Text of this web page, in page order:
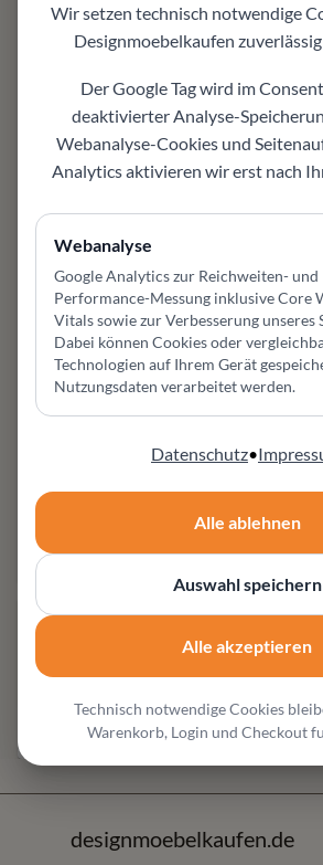
auf Wunsch mit passenden
abstimmbar
Ausstellungsstück
attraktive Gelegenheit für ein
Markenmöbel
Einsatzbereich
moderne Wohnbereiche
Design und Komfort
Design, Material und
bestimmen die Wirkung im
Gut kombinierbar
passt zu vorhandenen Möbeln
Einrichtungskonzepten
Persönliche Beratung
Konfiguration
individuelle Wohnlösungen
Produktbeschreibung
Produktausführungen
Casarte& Hersteller-
designmoebelkaufen.de
Wir setzen technisch notwendige
Designmoebelkaufen
Der Google Tag wird im
deaktivierter Analyse-
Webanalyse-Cookies und
Analytics aktivieren wir erst nach
Webanalyse
Google Analytics zur Reichweiten- und
Performance-Messung inklusive Core
Vitals sowie zur Verbesserung unseres
Dabei können Cookies oder
Technologien auf Ihrem Gerät
Nutzungsdaten verarbeitet werden.
Datenschutz•
Alle ablehnen
Auswahl speichern
Alle akzeptieren
Technisch notwendige Cookies
Warenkorb, Login und Checkout